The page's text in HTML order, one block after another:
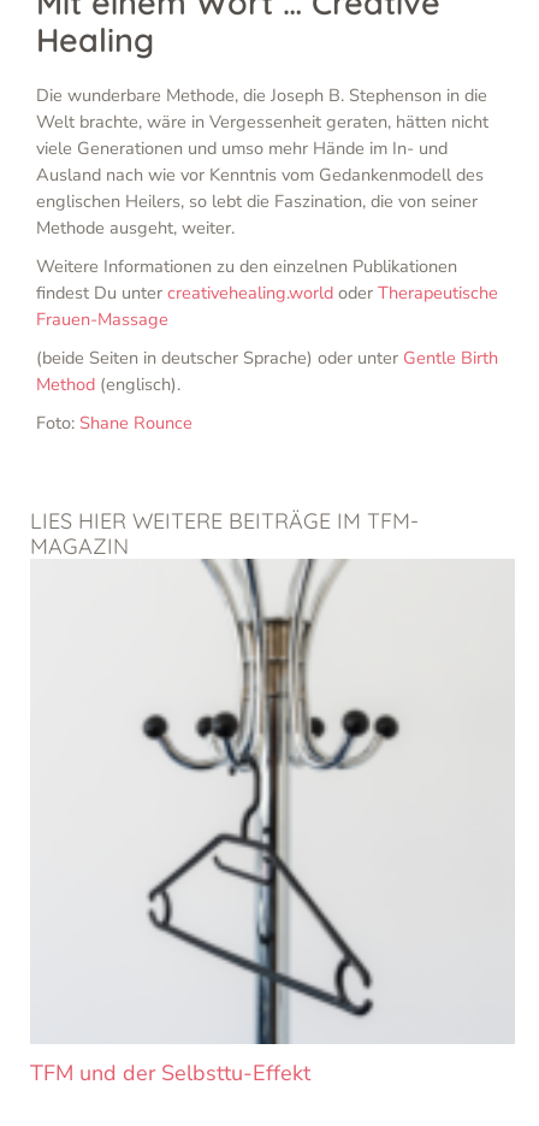
Healing
Die wunderbare Methode, die Joseph B. Stephenson in die
Welt brachte, wäre in Vergessenheit geraten, hätten nicht
viele Generationen und umso mehr Hände im In- und
Ausland nach wie vor Kenntnis vom Gedankenmodell des
englischen Heilers, so lebt die Faszination, die von seiner
Methode ausgeht, weiter.
Weitere Informationen zu den einzelnen Publikationen
findest Du unter creativehealing.world oder Therapeutische
Frauen-Massage
(beide Seiten in deutscher Sprache) oder unter Gentle Birth
Method (englisch).
Foto: Shane Rounce
LIES HIER WEITERE BEITRÄGE IM TFM-
MAGAZIN
TFM und der Selbsttu-Effekt
Seite Seite